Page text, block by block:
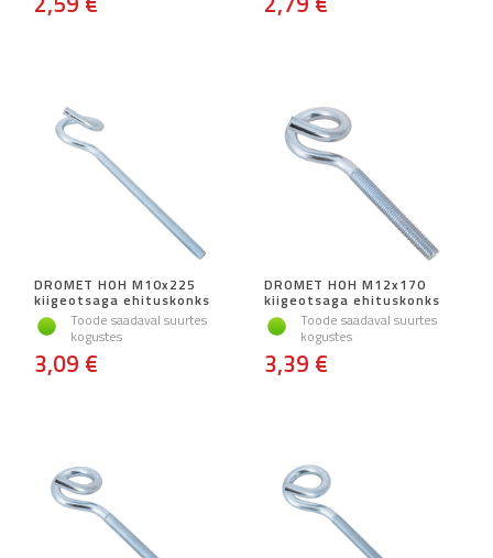
DROMET HOH M10x225
kiigeotsaga ehituskonks
Toode saadaval suurtes
kogustes
3,09 €
DROMET HOH M12x170
kiigeotsaga ehituskonks
Toode saadaval suurtes
kogustes
3,39 €